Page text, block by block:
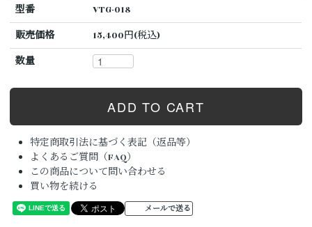
型番
VTG-018
販売価格
15,400円(税込)
数量
特定商取引法に基づく表記（返品等）
よくあるご質問（FAQ）
この商品について問い合わせる
買い物を続ける
メールで送る